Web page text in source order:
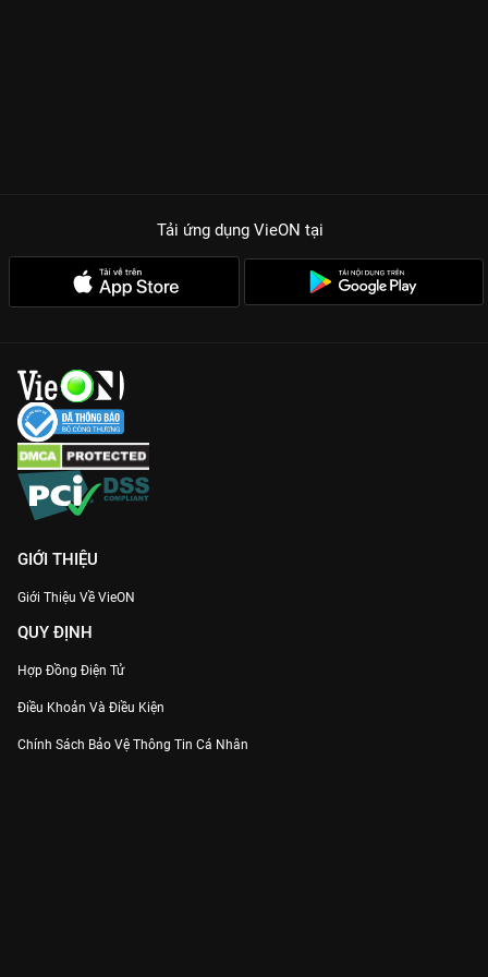
Tải ứng dụng VieON tại
GIỚI THIỆU
Giới Thiệu Về VieON
QUY ĐỊNH
Hợp Đồng Điện Tử
Điều Khoản Và Điều Kiện
Chính Sách Bảo Vệ Thông Tin Cá Nhân